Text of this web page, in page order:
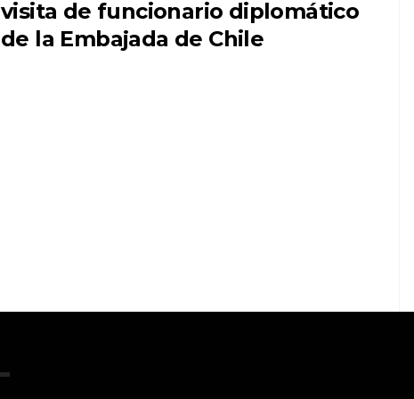
visita de funcionario diplomático
de la Embajada de Chile